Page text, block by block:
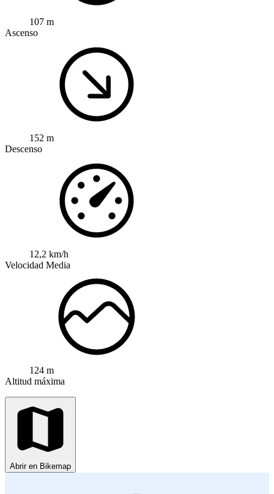
107 m
Ascenso
152 m
Descenso
12,2 km/h
Velocidad Media
124 m
Altitud máxima
Abrir en Bikemap